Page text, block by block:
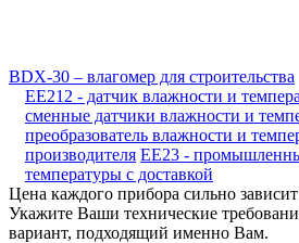
BDX-30 – влагомер для строительства
EE212 - датчик влажности и
сменные датчики влажности и
преобразователь влажности и
производителя EE23 -
температуры с доставкой
Цена каждого прибора сильно
Укажите Ваши технические
вариант, подходящий именно Вам.